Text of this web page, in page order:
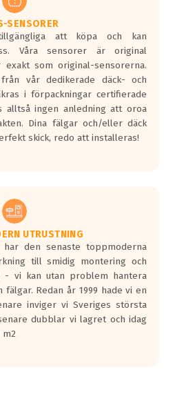
är redan
regelverk.
kommer vara
det
2016.
SENSORER
att köpa och kan
Våra sensorer är original
som original-sensorerna.
vår dedikerade däck- och
i förpackningar certifierade
alltså ingen anledning att oroa
Dina fälgar och/eller däck
skick, redo att installeras!
UTRUSTNING
den senaste toppmoderna
till smidig montering och
- vi kan utan problem hantera
Redan år 1999 hade vi en
inviger vi Sveriges största
dubblar vi lagret och idag
m2